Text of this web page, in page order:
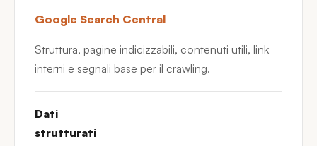
Google Search Central
Struttura, pagine indicizzabili, contenuti utili, link
interni e segnali base per il crawling.
Dati
strutturati